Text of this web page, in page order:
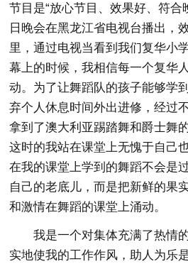
节目是“放心节目、效果好、符
日晚会在黑龙江省电视台播出，
里，通过电视当看到我们复华小
幕上的时候，我相信每一个复华
动。为了让舞蹈队的孩子能够学
弃个人休息时间外出进修，经过
拿到了澳大利亚踢踏舞和爵士舞
这时的我站在课堂上无愧于自己
在我的课堂上学到的舞蹈不会是
自己的老底儿，而是把新鲜的果
和激情在舞蹈的课堂上涌动。
我是一个对集体充满了热情
实地使我的工作作风，助人为乐